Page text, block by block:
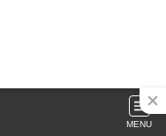
MENU